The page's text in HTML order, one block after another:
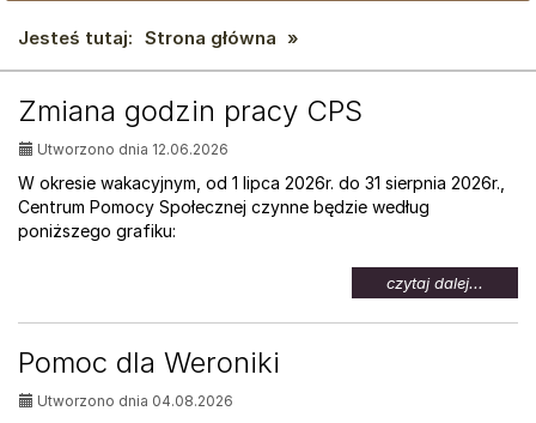
Jesteś tutaj: Strona główna »
AKTUALNOŚCI:
Zmiana godzin pracy CPS
Utworzono dnia 12.06.2026
W okresie wakacyjnym, od 1 lipca 2026r. do 31 sierpnia 2026r.,
Centrum Pomocy Społecznej czynne będzie według
poniższego grafiku:
czytaj dalej...
temat:
Zmiana
Pomoc dla Weroniki
Utworzono dnia 04.08.2026